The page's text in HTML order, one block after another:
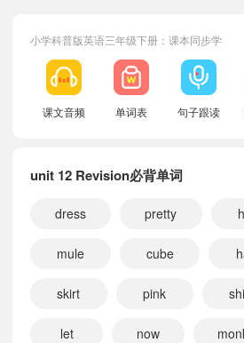
小学科普版英语三年级下册：课本同步学
课文音频 单词表 句子跟读
unit 12 Revision必背单词
dress pretty
mule cube
skirt pink
let now